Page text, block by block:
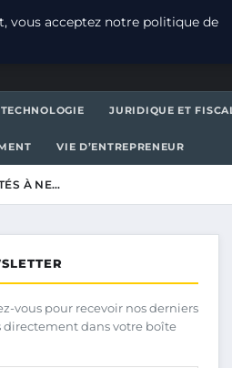
JURIDIQUE ET
VIE D’ENTREPRENEUR
À NE…
vous pour recevoir nos derniers
directement dans votre boîte
vous acceptez notre politique de